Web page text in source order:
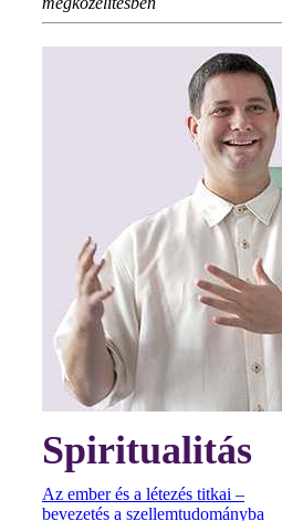
Spiritualitás
Az ember és a létezés titkai –
bevezetés a szellemtudományba